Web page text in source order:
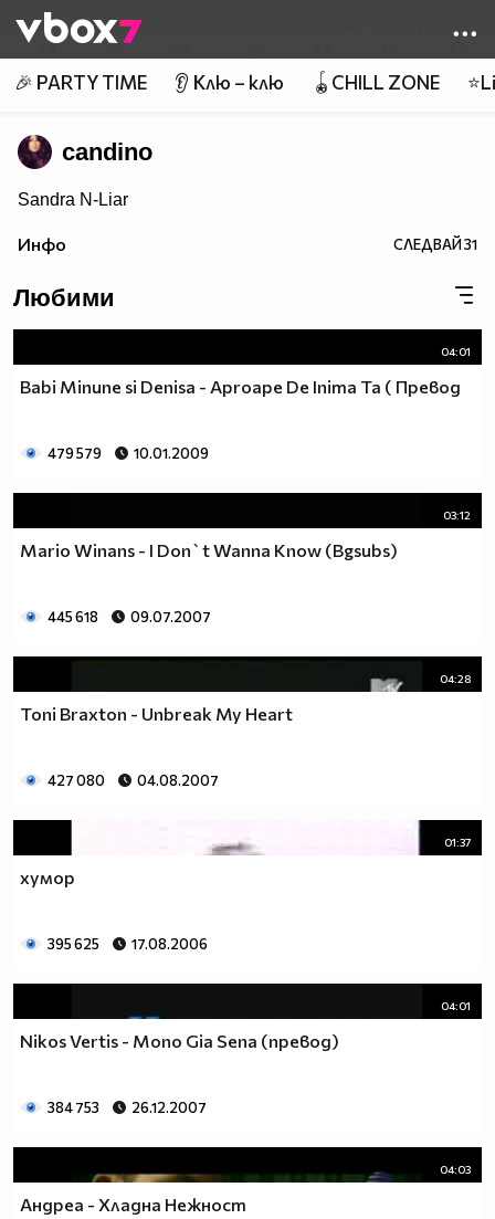
👾
🎉 PARTY TIME 👂 Клю – клю 🪀CHILL ZONE
candino
Sandra N-Liar
Инфо СЛЕДВАЙ31
Любими
04:01
Babi Minune si Denisa - Aproape De Inima Ta ( Превод
479 579 10.01.2009
03:12
Mario Winans - I Don`t Wanna Know (Bgsubs)
445 618 09.07.2007
04:28
Toni Braxton - Unbreak My Heart
427 080 04.08.2007
01:37
хумор
395 625 17.08.2006
04:01
Nikos Vertis - Mono Gia Sena (превод)
384 753 26.12.2007
04:03
Андреа - Хладна Нежност